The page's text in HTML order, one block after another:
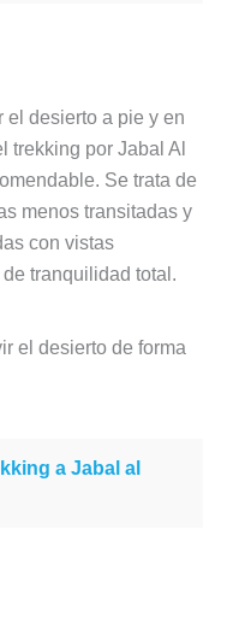
el desierto a pie y en
trekking por Jabal Al
Se trata de
menos transitadas y
con vistas
tranquilidad total.
el desierto de forma
a Jabal al